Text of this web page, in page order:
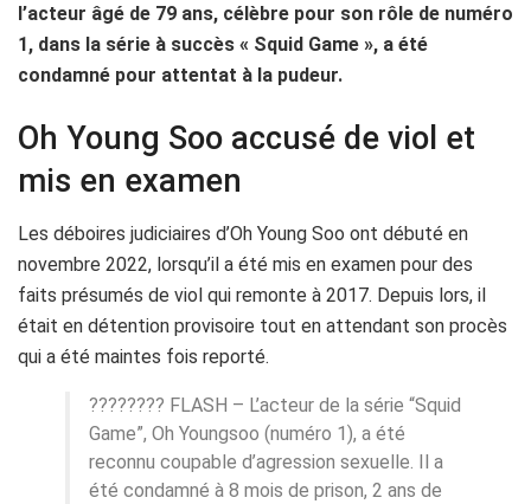
l’acteur âgé de 79 ans, célèbre pour son rôle de numéro
1, dans la série à succès « Squid Game », a été
condamné pour attentat à la pudeur.
Oh Young Soo accusé de viol et
mis en examen
Les déboires judiciaires d’Oh Young Soo ont débuté en
novembre 2022, lorsqu’il a été mis en examen pour des
faits présumés de viol qui remonte à 2017. Depuis lors, il
était en détention provisoire tout en attendant son procès
qui a été maintes fois reporté.
???????? FLASH – L’acteur de la série “Squid
Game”, Oh Youngsoo (numéro 1), a été
reconnu coupable d’agression sexuelle. Il a
été condamné à 8 mois de prison, 2 ans de